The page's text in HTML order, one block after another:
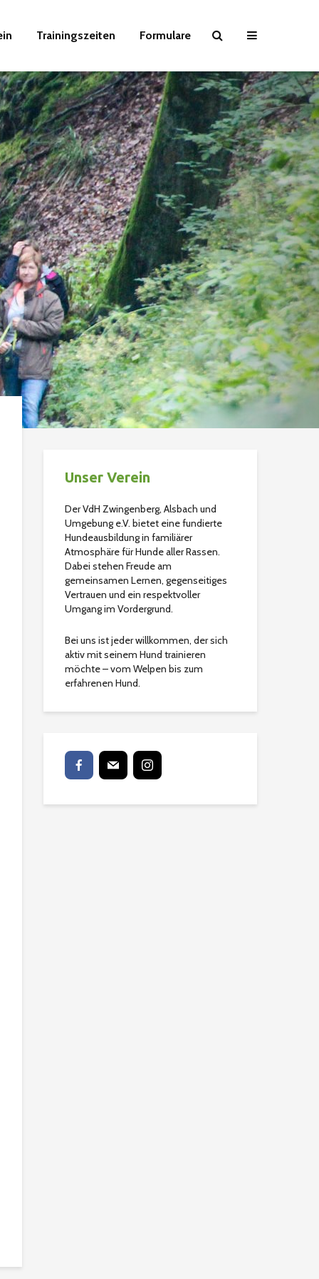
Trainingszeiten Formulare
Unser Verein
Der VdH Zwingenberg, Alsbach und
Umgebung e.V. bietet eine fundierte
Hundeausbildung in familiärer
Atmosphäre für Hunde aller Rassen.
Dabei stehen Freude am
gemeinsamen Lernen, gegenseitiges
Vertrauen und ein respektvoller
Umgang im Vordergrund.
Bei uns ist jeder willkommen, der sich
aktiv mit seinem Hund trainieren
möchte – vom Welpen bis zum
erfahrenen Hund.